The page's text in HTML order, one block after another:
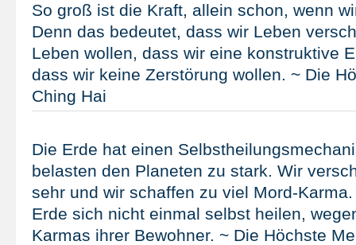
So groß ist die Kraft, allein schon, wenn
Denn das bedeutet, dass wir Leben
Leben wollen, dass wir eine konstruktive
dass wir keine Zerstörung wollen. ~ Die
Ching Hai
Die Erde hat einen
belasten den Planeten zu stark. Wir
sehr und wir schaffen zu viel Mord-
Erde sich nicht einmal selbst heilen,
Karmas ihrer Bewohner. ~ Die Höchste